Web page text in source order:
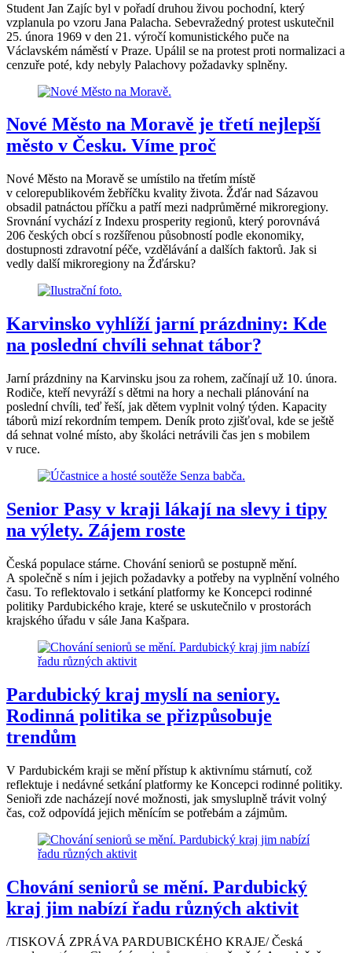
Student Jan Zajíc byl v pořadí druhou živou pochodní, který
vzplanula po vzoru Jana Palacha. Sebevražedný protest uskutečnil
25. února 1969 v den 21. výročí komunistického puče na
Václavském náměstí v Praze. Upálil se na protest proti normalizaci a
cenzuře poté, kdy nebyly Palachovy požadavky splněny.
Nové Město na Moravě je třetí nejlepší
město v Česku. Víme proč
Nové Město na Moravě se umístilo na třetím místě
v celorepublikovém žebříčku kvality života. Žďár nad Sázavou
obsadil patnáctou příčku a patří mezi nadprůměrné mikroregiony.
Srovnání vychází z Indexu prosperity regionů, který porovnává
206 českých obcí s rozšířenou působností podle ekonomiky,
dostupnosti zdravotní péče, vzdělávání a dalších faktorů. Jak si
vedly další mikroregiony na Žďársku?
Karvinsko vyhlíží jarní prázdniny: Kde
na poslední chvíli sehnat tábor?
Jarní prázdniny na Karvinsku jsou za rohem, začínají už 10. února.
Rodiče, kteří nevyráží s dětmi na hory a nechali plánování na
poslední chvíli, teď řeší, jak dětem vyplnit volný týden. Kapacity
táborů mizí rekordním tempem. Deník proto zjišťoval, kde se ještě
dá sehnat volné místo, aby školáci netrávili čas jen s mobilem
v ruce.
Senior Pasy v kraji lákají na slevy i tipy
na výlety. Zájem roste
Česká populace stárne. Chování seniorů se postupně mění.
A společně s ním i jejich požadavky a potřeby na vyplnění volného
času. To reflektovalo i setkání platformy ke Koncepci rodinné
politiky Pardubického kraje, které se uskutečnilo v prostorách
krajského úřadu v sále Jana Kašpara.
Pardubický kraj myslí na seniory.
Rodinná politika se přizpůsobuje
trendům
V Pardubickém kraji se mění přístup k aktivnímu stárnutí, což
reflektuje i nedávné setkání platformy ke Koncepci rodinné politiky.
Senioři zde nacházejí nové možnosti, jak smysluplně trávit volný
čas, což odpovídá jejich měnícím se potřebám a zájmům.
Chování seniorů se mění. Pardubický
kraj jim nabízí řadu různých aktivit
/TISKOVÁ ZPRÁVA PARDUBICKÉHO KRAJE/ Česká